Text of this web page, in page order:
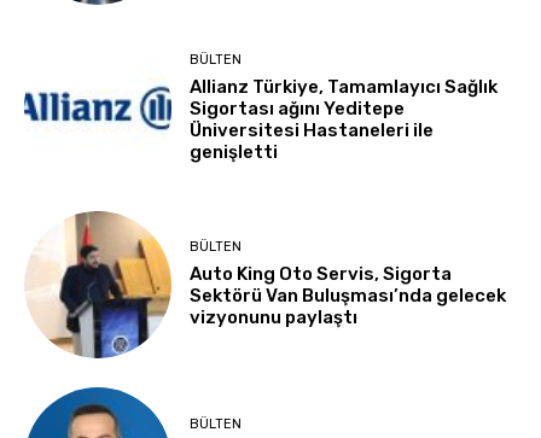
BÜLTEN
Allianz Türkiye, Tamamlayıcı Sağlık
Sigortası ağını Yeditepe
Üniversitesi Hastaneleri ile
genişletti
BÜLTEN
Auto King Oto Servis, Sigorta
Sektörü Van Buluşması’nda gelecek
vizyonunu paylaştı
BÜLTEN